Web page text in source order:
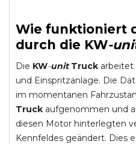
Wie funktioniert
durch die KW-
Die KW-unit Truck arbeitet
und Einspritzanlage. Die
im momentanen
Truck aufgenommen und
diesen Motor hinterlegten
Kennfeldes geändert. Dies